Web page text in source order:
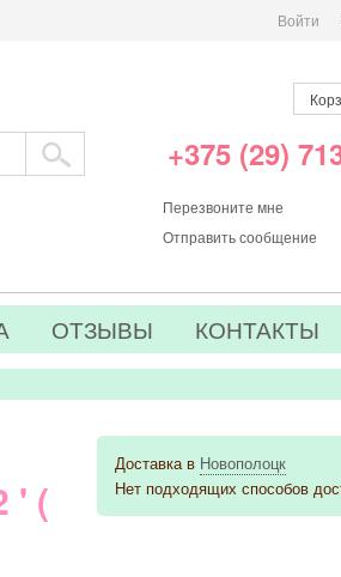
Войти
+375 (29)
Перезвоните мне
Отправить сообщение
ОТЗЫВЫ КОНТАКТЫ
' (
Доставка в Новополоцк
Нет подходящих способов